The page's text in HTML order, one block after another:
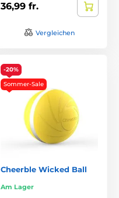
36,99 fr.
Vergleichen
-20%
Sommer-Sale
Cheerble Wicked Ball
Am Lager